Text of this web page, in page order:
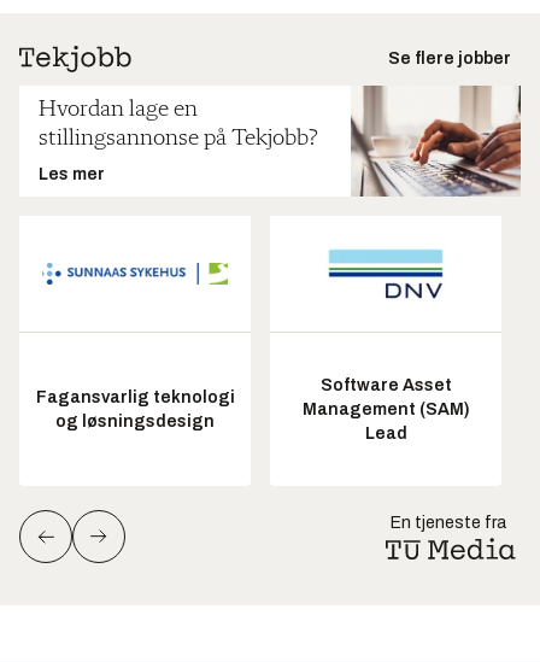
Se flere jobber
Hvordan lage en
stillingsannonse på Tekjobb?
Les mer
Fagansvarlig teknologi
og løsningsdesign
Software Asset
Management (SAM)
Lead
En tjeneste fra